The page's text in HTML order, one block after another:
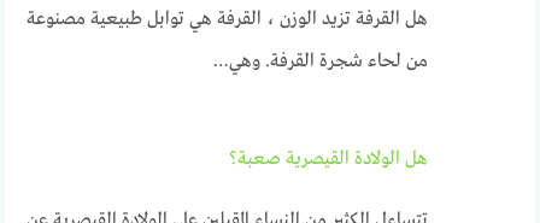
هل القرفة تزيد الوزن ، القرفة هي توابل طبيعية مصنوعة
من لحاء شجرة القرفة. وهي…
هل الولادة القيصرية صعبة؟